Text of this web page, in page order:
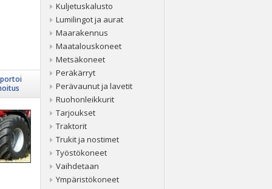
Kuljetuskalusto
Lumilingot ja aurat
Maarakennus
Maatalouskoneet
Metsäkoneet
Peräkärryt
Perävaunut ja lavetit
Ruohonleikkurit
Tarjoukset
Traktorit
Trukit ja nostimet
Työstökoneet
Vaihdetaan
Ympäristökoneet